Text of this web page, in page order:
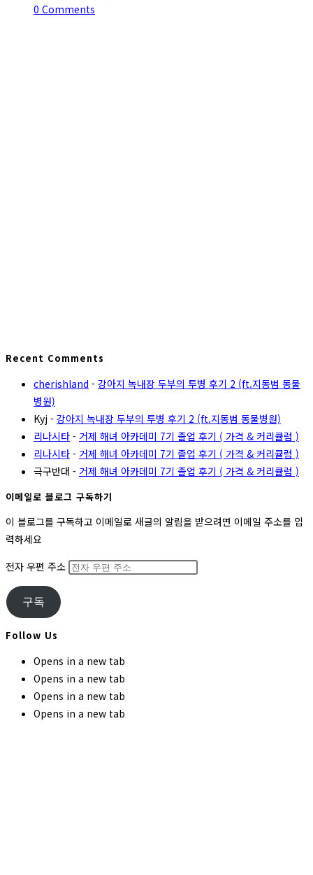
0 Comments
Recent Comments
cherishland - 강아지 녹내장 두부의 투병 후기 2 (ft.지동범 동물
병원)
Kyj - 강아지 녹내장 두부의 투병 후기 2 (ft.지동범 동물병원)
리나시타 - 거제 해녀 아카데미 7기 졸업 후기 ( 가격 & 커리큘럼 )
리나시타 - 거제 해녀 아카데미 7기 졸업 후기 ( 가격 & 커리큘럼 )
극구반대 - 거제 해녀 아카데미 7기 졸업 후기 ( 가격 & 커리큘럼 )
이메일로 블로그 구독하기
이 블로그를 구독하고 이메일로 새글의 알림을 받으려면 이메일 주소를 입
력하세요
전자 우편 주소
구독
Follow Us
Opens in a new tab
Opens in a new tab
Opens in a new tab
Opens in a new tab